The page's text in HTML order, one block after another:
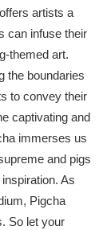
artists a
can infuse their
themed art.
the boundaries
to convey their
captivating and
immerses us
and pigs
As
Pigcha
So let your